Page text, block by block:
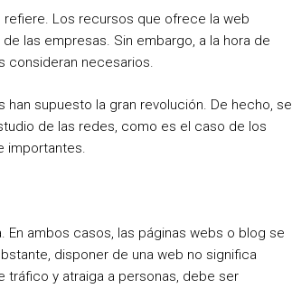
Los recursos que ofrece la web
las empresas. Sin embargo, a la hora de
consideran necesarios.
supuesto la gran revolución. De hecho, se
de las redes, como es el caso de los
importantes.
ambos casos, las páginas webs o blog se
disponer de una web no significa
tráfico y atraiga a personas, debe ser